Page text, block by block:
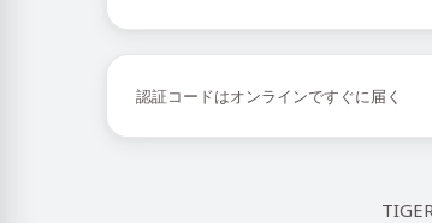
認証コードはオンラインですぐに届く